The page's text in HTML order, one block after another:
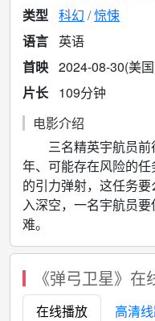
类型 科幻 惊悚
语言
英语
首映 2024-08-30(美
片长
109分钟
电影介绍
三名精英宇航员前
年、可能存在风险的
的引力弹射，这任务
入深空，一名宇航员
难。
《弹弓卫星》在
在线播放 高清